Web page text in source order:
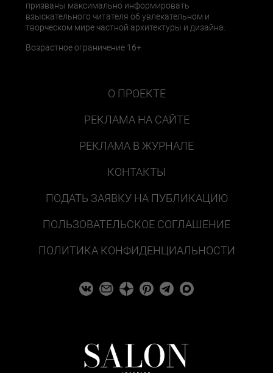
призваны максимально информировать
взыскательного читателя об увлекательном и
творческом мире частной архитектуры и дизайна.
Возрастное ограничение 16+
О ПРОЕКТЕ
РЕКЛАМА НА САЙТЕ
РЕКЛАМА В ЖУРНАЛЕ
КОНТАКТЫ
ПОДАТЬ ЗАЯВКУ НА ПУБЛИКАЦИЮ
ПОЛЬЗОВАТЕЛЬСКОЕ СОГЛАШЕНИЕ
ПОЛИТИКА КОНФИДЕНЦИАЛЬНОСТИ